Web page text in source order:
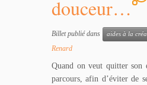
douceur…
Billet publié dans aides à la
Renard
Quand on veut quitter son
parcours, afin d’éviter de